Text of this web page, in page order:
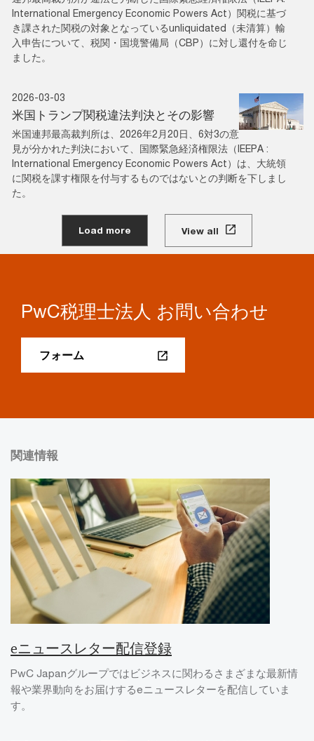
International Emergency Economic Powers Act）関税に基づ
き課された関税の対象となっているunliquidated（未清算）輸
入申告について、税関・国境警備局（CBP）に対し還付を命じ
ました。
2026-03-03
米国トランプ関税違法判決とその影響
米国連邦最高裁判所は、2026年2月20日、6対3の意
見が分かれた判決において、国際緊急経済権限法（IEEPA :
International Emergency Economic Powers Act）は、大統領
に関税を課す権限を付与するものではないとの判断を下しまし
た。
Load more View all
PwC税理士法人 お問い合わせ
フォーム
関連情報
eニュースレター配信登録
PwC Japanグループではビジネスに関わるさまざまな最新情
報や業界動向をお届けするeニュースレターを配信していま
す。